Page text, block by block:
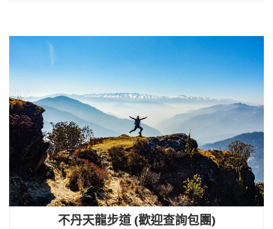
不丹天龍步道 (歡迎查詢包團)